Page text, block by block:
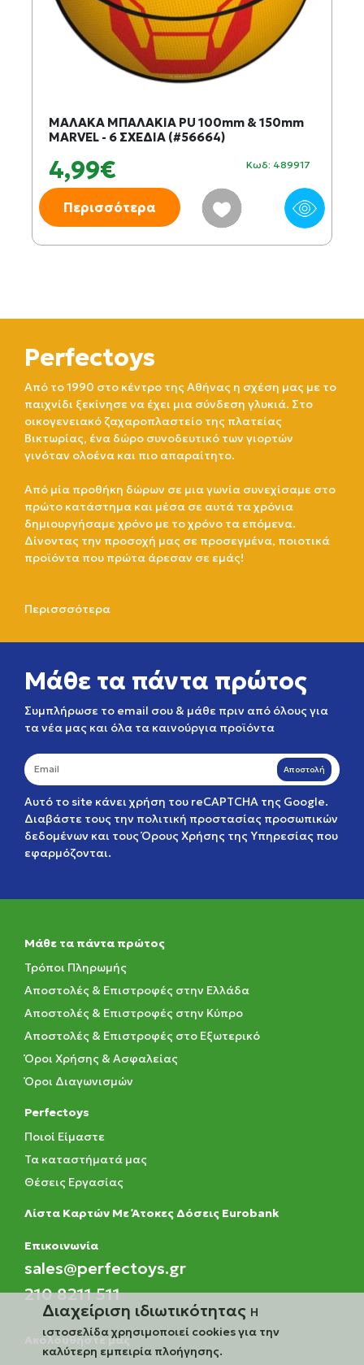
ΜΑΛΑΚΑ ΜΠΑΛΑΚΙΑ PU 100mm & 150mm
MARVEL - 6 ΣΧΕΔΙΑ (#56664)
4,99€ Κωδ: 489917
Περισσότερα
Perfectoys
Από το 1990 στο κέντρο της Αθήνας η σχέση μας με το
παιχνίδι ξεκίνησε να έχει μια σύνδεση γλυκιά. Στο
οικογενειακό ζαχαροπλαστείο της πλατείας
Βικτωρίας, ένα δώρο συνοδευτικό των γιορτών
γινόταν ολοένα και πιο απαραίτητο.
Από μία προθήκη δώρων σε μια γωνία συνεχίσαμε στο
πρώτο κατάστημα και μέσα σε αυτά τα χρόνια
δημιουργήσαμε χρόνο με το χρόνο τα επόμενα.
Δίνοντας την προσοχή μας σε προσεγμένα, ποιοτικά
προϊόντα που πρώτα άρεσαν σε εμάς!
Περισσσότερα
Μάθε τα πάντα πρώτος
Συμπλήρωσε το email σου & μάθε πριν από όλους για
τα νέα μας και όλα τα καινούργια προϊόντα
Αποστολή
Αυτό το site κάνει χρήση του reCAPTCHA της Google.
Διαβάστε τους την πολιτική προστασίας προσωπικών
δεδομένων και τουςΌρους Χρήσης της Υπηρεσίας που
εφαρμόζονται.
Μάθε τα πάντα πρώτος
Τρόποι Πληρωμής
Αποστολές & Επιστροφές στην Ελλάδα
Αποστολές & Επιστροφές στην Κύπρο
Αποστολές & Επιστροφές στο Εξωτερικό
Όροι Χρήσης & Ασφαλείας
Όροι Διαγωνισμών
Perfectoys
Ποιοί Είμαστε
Τα καταστήματά μας
Θέσεις Εργασίας
Λίστα Καρτών Με Άτοκες Δόσεις Eurobank
Eπικοινωνία
sales@perfectoys.gr
210 8211 511
Ακολουθήστε μας
Διαχείριση ιδιωτικότητας Η
ιστοσελίδα χρησιμοποιεί cookies για την
καλύτερη εμπειρία πλοήγησης.